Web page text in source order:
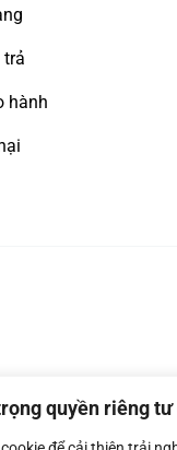
quyền riêng tư
trả
hành